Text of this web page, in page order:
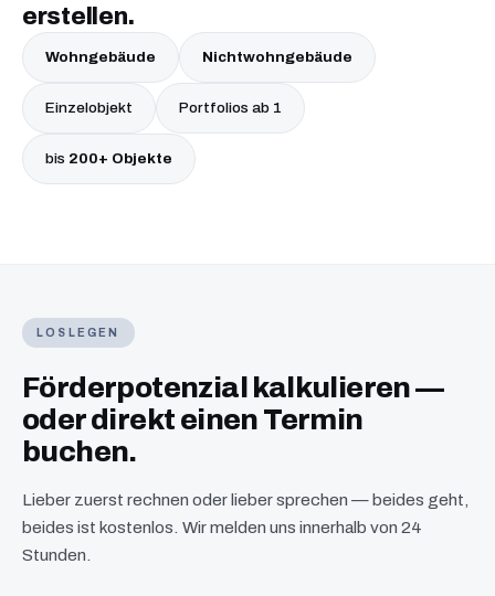
erstellen.
Wohngebäude Nichtwohngebäude
Einzelobjekt Portfolios ab 1
bis 200+ Objekte
LOSLEGEN
Förderpotenzial kalkulieren —
oder direkt einen Termin
buchen.
Lieber zuerst rechnen oder lieber sprechen — beides geht,
beides ist kostenlos. Wir melden uns innerhalb von 24
Stunden.